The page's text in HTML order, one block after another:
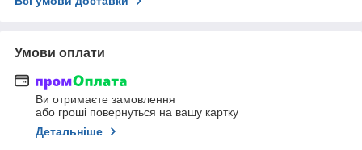
Умови оплати
Ви отримаєте замовлення
або гроші повернуться на вашу картку
Детальніше